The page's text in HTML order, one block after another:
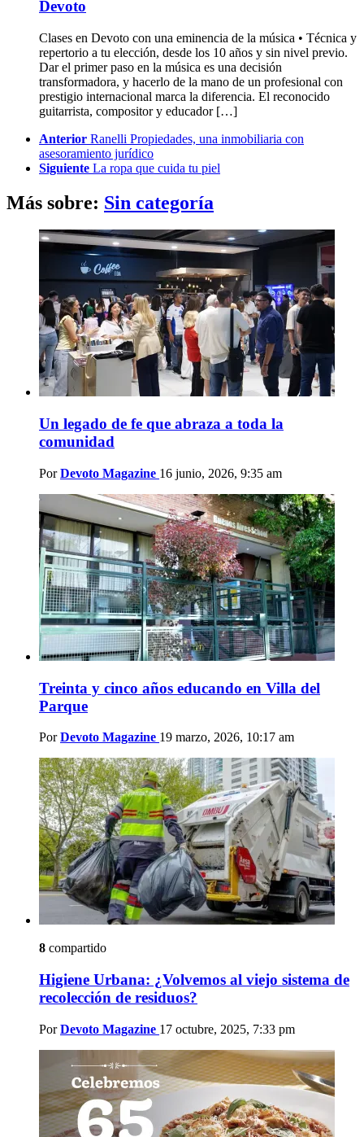
Devoto
Clases en Devoto con una eminencia de la música • Técnica y
repertorio a tu elección, desde los 10 años y sin nivel previo.
Dar el primer paso en la música es una decisión
transformadora, y hacerlo de la mano de un profesional con
prestigio internacional marca la diferencia. El reconocido
guitarrista, compositor y educador […]
Anterior Ranelli Propiedades, una inmobiliaria con
asesoramiento jurídico
Siguiente La ropa que cuida tu piel
Más sobre: Sin categoría
Un legado de fe que abraza a toda la
comunidad
Por Devoto Magazine 16 junio, 2026, 9:35 am
Treinta y cinco años educando en Villa del
Parque
Por Devoto Magazine 19 marzo, 2026, 10:17 am
8 compartido
Higiene Urbana: ¿Volvemos al viejo sistema de
recolección de residuos?
Por Devoto Magazine 17 octubre, 2025, 7:33 pm